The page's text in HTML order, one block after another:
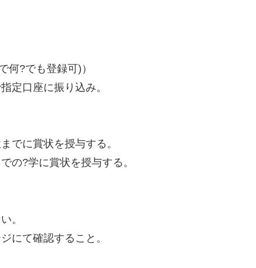
何?でも登録可)）
定口座に振り込み。
でに賞状を授与する。
の?学に賞状を授与する。
。
にて確認すること。